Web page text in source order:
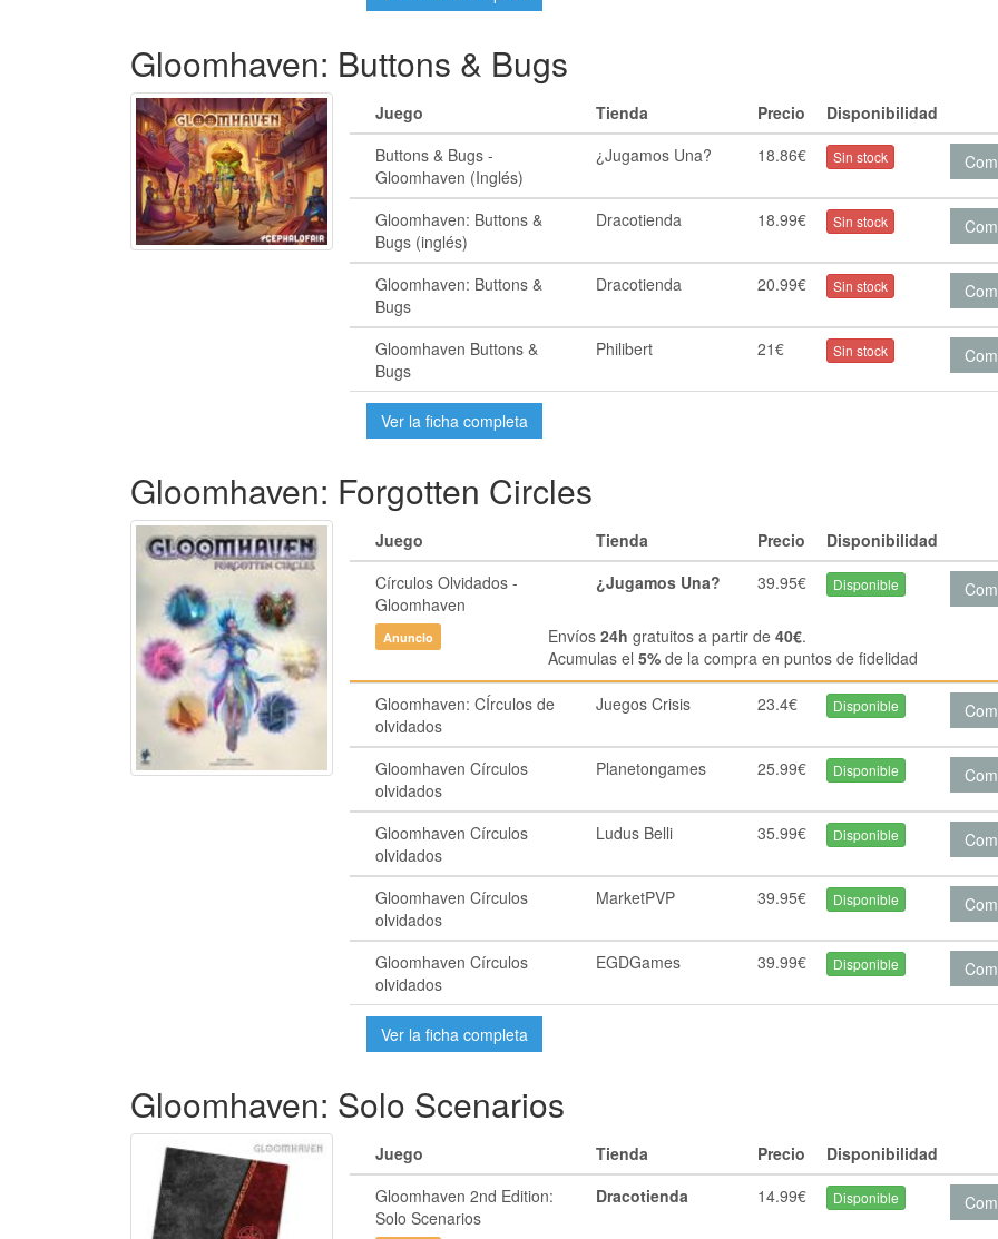
Gloomhaven: Buttons & Bugs
Juego Tienda Precio
Disponibilidad
Buttons & Bugs -
Gloomhaven (Inglés)
¿Jugamos Una? 18.86€ Sin stock
Gloomhaven: Buttons &
Bugs (inglés)
Dracotienda 18.99€ Sin stock
Gloomhaven: Buttons &
Bugs
Dracotienda 20.99€ Sin stock
Gloomhaven Buttons &
Bugs
Philibert 21€ Sin stock
Ver la ficha completa
Gloomhaven: Forgotten Circles
Juego Tienda Precio
Disponibilidad
Círculos Olvidados -
Gloomhaven
¿Jugamos Una? 39.95€ Disponible
Anuncio Envíos 24h gratuitos a partir de 40€.
Acumulas el 5%de la compra en puntos de fidelidad
Gloomhaven: CÍrculos de
olvidados
Juegos Crisis 23.4€ Disponible
Gloomhaven Círculos
olvidados
Planetongames 25.99€ Disponible
Gloomhaven Círculos
olvidados
Ludus Belli 35.99€ Disponible
Gloomhaven Círculos
olvidados
MarketPVP 39.95€ Disponible
Gloomhaven Círculos
olvidados
EGDGames 39.99€ Disponible
Ver la ficha completa
Gloomhaven: Solo Scenarios
Juego Tienda Precio
Disponibilidad
Gloomhaven 2nd Edition:
Solo Scenarios
Dracotienda 14.99€ Disponible